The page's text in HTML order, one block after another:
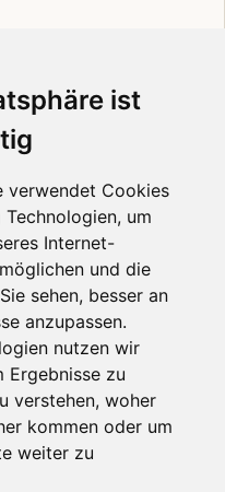
ist
verwendet Cookies
um
Internet-
und die
sehen, besser an
anzupassen.
nutzen wir
Ergebnisse zu
verstehen, woher
kommen oder um
weiter zu
|© OpenStreetMap contributors